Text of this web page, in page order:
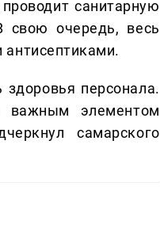
проводит санитарную
свою очередь, весь
здоровья персонала.
важным элементом
самарского